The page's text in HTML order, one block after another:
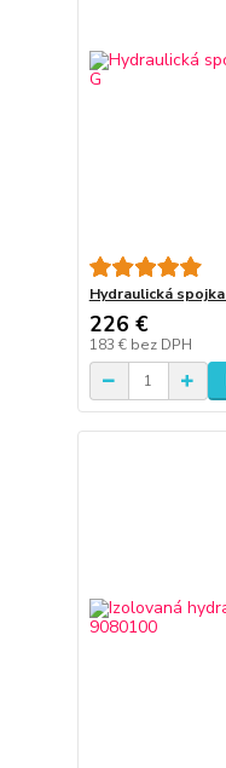
Hydraulická spojka
226 €
183 € bez DPH